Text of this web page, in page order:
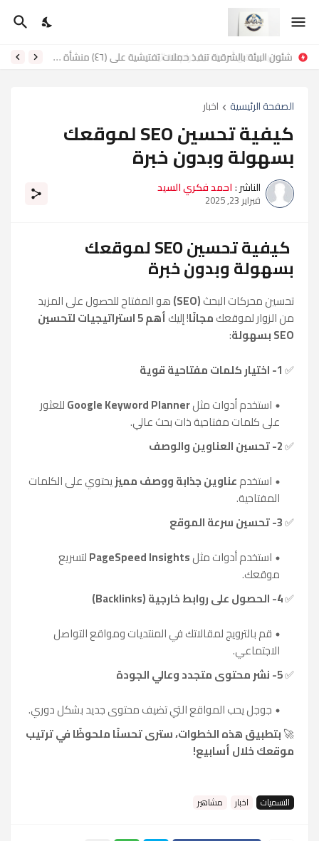
شئون البيئة بالشرقية تنفذ حملات تفتيشية على (٤٦) منشأة غذائية وصناعية وتحرير (٦٣) محضرًا
الصفحة الرئيسية اخبار
كيفية تحسين SEO لموقعك
بسهولة وبدون خبرة
الناشر :احمد فكري السيد
فبراير 23, 2025
كيفية تحسين SEO لموقعك
بسهولة وبدون خبرة
تحسين محركات البحث(SEO)
هو المفتاح للحصول على المزيد
من الزوار لموقعكمجانًا! إليك
أهم 5 استراتيجيات لتحسين
SEO بسهولة
:
✅1- اختيار كلمات مفتاحية قوية
استخدم أدوات مثلGoogle Keyword Plannerللعثور
على كلمات مفتاحية ذات بحث عالي.
✅2- تحسين العناوين والوصف
استخدمعناوين جذابة ووصف مميزيحتوي على الكلمات
المفتاحية.
✅3- تحسين سرعة الموقع
استخدم أدوات مثلPageSpeed Insightsلتسريع
موقعك.
✅4- الحصول على روابط خارجية (Backlinks)
قم بالترويج لمقالاتك في المنتديات ومواقع التواصل
الاجتماعي.
✅5- نشر محتوى متجدد وعالي الجودة
جوجل يحب المواقع التي تضيف محتوى جديد بشكل دوري.
🚀بتطبيق هذه الخطوات، سترى تحسنًا ملحوظًا في ترتيب
موقعك خلال أسابيع!
التسميات اخبار مشاهير